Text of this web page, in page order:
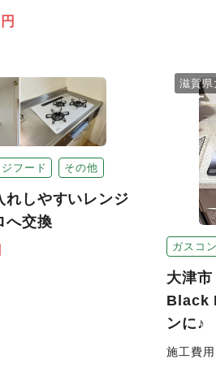
ジフード その他
れしやすいレンジ
へ交換
ガスコ
滋賀県
大津市
Black
ンに♪
施工費用